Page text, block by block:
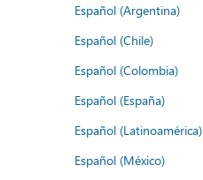
Español (Argentina)
Español (Chile)
Español (Colombia)
Español (España)
Español (Latinoamérica)
Español (México)